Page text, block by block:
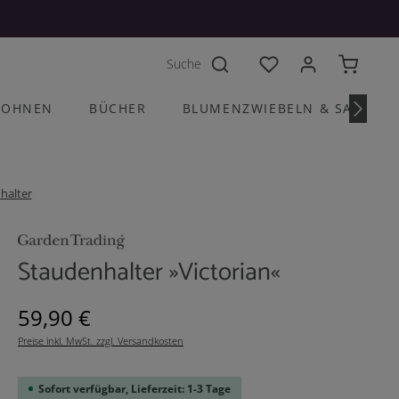
Du hast 0 Produkte
BÜCHER BLUMENZWIEBELN &
Staudenhalter »Victorian«
Regulärer Preis:
59,90 €
Preise inkl. MwSt. zzgl. Versandkosten
Sofort verfügbar, Lieferzeit: 1-3 Tage